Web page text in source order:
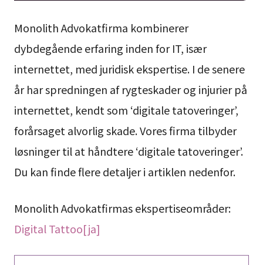
Monolith Advokatfirma kombinerer
dybdegående erfaring inden for IT, især
internettet, med juridisk ekspertise. I de senere
år har spredningen af rygteskader og injurier på
internettet, kendt som ‘digitale tatoveringer’,
forårsaget alvorlig skade. Vores firma tilbyder
løsninger til at håndtere ‘digitale tatoveringer’.
Du kan finde flere detaljer i artiklen nedenfor.
Monolith Advokatfirmas ekspertiseområder:
Digital Tattoo[ja]